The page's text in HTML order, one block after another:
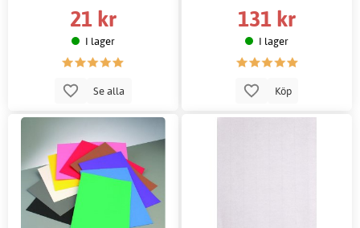
21 kr
I lager
Se alla
131 kr
I lager
Köp